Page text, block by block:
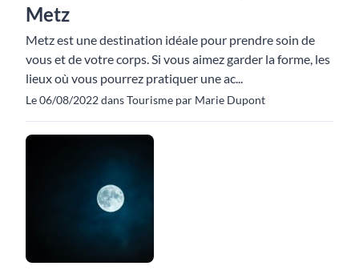
Metz
Metz est une destination idéale pour prendre soin de
vous et de votre corps. Si vous aimez garder la forme, les
lieux où vous pourrez pratiquer une ac...
Le 06/08/2022 dans Tourisme par Marie Dupont